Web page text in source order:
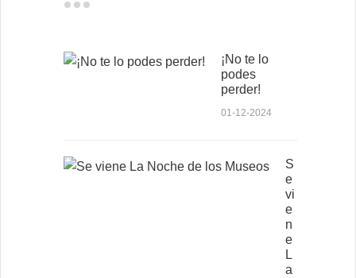
¡No te lo
podes
perder!
01-12-2024
S
e
vi
e
n
e
L
a